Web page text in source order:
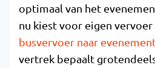
optimaal van het
nu kiest voor eigen
busvervoer naar
vertrek bepaalt